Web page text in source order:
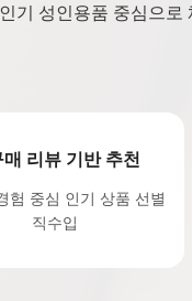
기 성인용품 중심으로
매 리뷰 기반 추천
험 중심 인기 상품 선별
직수입